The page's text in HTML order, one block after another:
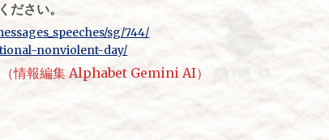
ださい。
sg/744/
nonviolent-day/
（情報編集 Alphabet Gemini AI）